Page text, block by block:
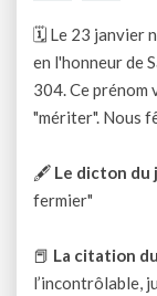
🗓 Le 23 janvier
en l'honneur de
304. Ce prénom
"mériter". Nous
🖋 Le dicton du
fermier"
📕 La citation
l’incontrôlable,